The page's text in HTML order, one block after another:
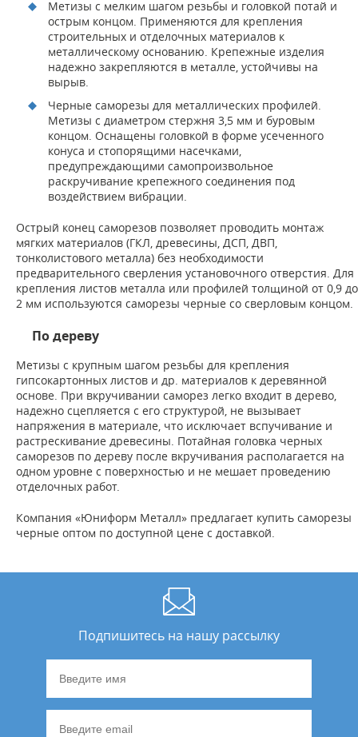
Метизы с мелким шагом резьбы и головкой потай и
острым концом. Применяются для крепления
строительных и отделочных материалов к
металлическому основанию. Крепежные изделия
надежно закрепляются в металле, устойчивы на
вырыв.
Черные саморезы для металлических профилей.
Метизы с диаметром стержня 3,5 мм и буровым
концом. Оснащены головкой в форме усеченного
конуса и стопорящими насечками,
предупреждающими самопроизвольное
раскручивание крепежного соединения под
воздействием вибрации.
Острый конец саморезов позволяет проводить монтаж
мягких материалов (ГКЛ, древесины, ДСП, ДВП,
тонколистового металла) без необходимости
предварительного сверления установочного отверстия. Для
крепления листов металла или профилей толщиной от 0,9 до
2 мм используются саморезы черные со сверловым концом.
По дереву
Метизы с крупным шагом резьбы для крепления
гипсокартонных листов и др. материалов к деревянной
основе. При вкручивании саморез легко входит в дерево,
надежно сцепляется с его структурой, не вызывает
напряжения в материале, что исключает вспучивание и
растрескивание древесины. Потайная головка черных
саморезов по дереву после вкручивания располагается на
одном уровне с поверхностью и не мешает проведению
отделочных работ.
Компания «Юниформ Металл» предлагает купить саморезы
черные оптом по доступной цене с доставкой.
Подпишитесь на нашу рассылку